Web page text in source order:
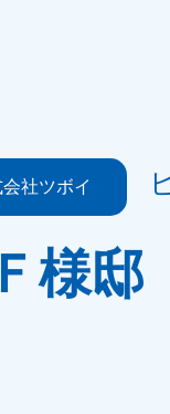
社ツボイ
様邸